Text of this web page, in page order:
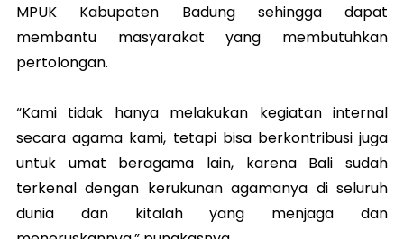
MPUK Kabupaten Badung sehingga dapat
membantu masyarakat yang membutuhkan
pertolongan.
“Kami tidak hanya melakukan kegiatan internal
secara agama kami, tetapi bisa berkontribusi juga
untuk umat beragama lain, karena Bali sudah
terkenal dengan kerukunan agamanya di seluruh
dunia dan kitalah yang menjaga dan